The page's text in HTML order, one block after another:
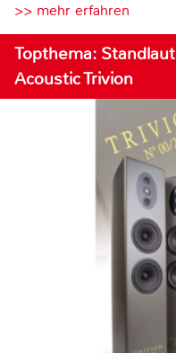
>> mehr erfahren
Topthema:
Acoustic Trivion